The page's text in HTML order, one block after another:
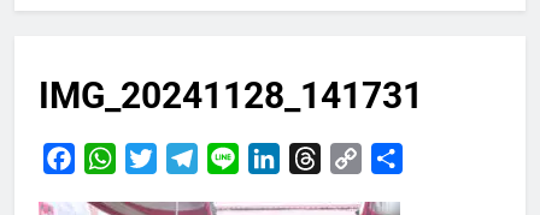
IMG_20241128_141731
FacebookWhatsApp
TwitterTelegram
Line LinkedInThreads
Copy